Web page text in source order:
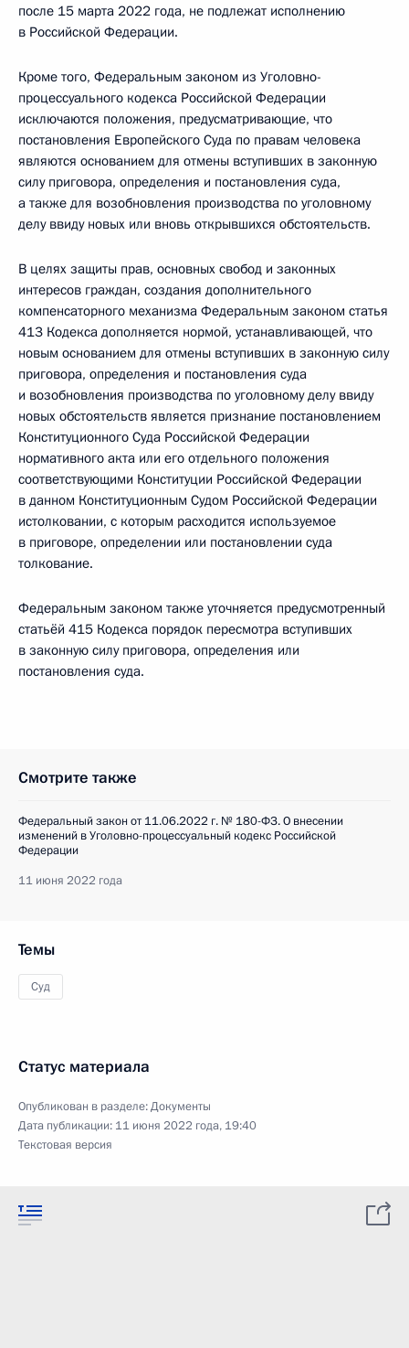
после 15 марта 2022 года, не подлежат исполнению
в Российской Федерации.
Кроме того, Федеральным законом из Уголовно-
процессуального кодекса Российской Федерации
исключаются положения, предусматривающие, что
постановления Европейского Суда по правам человека
являются основанием для отмены вступивших в законную
силу приговора, определения и постановления суда,
а также для возобновления производства по уголовному
делу ввиду новых или вновь открывшихся обстоятельств.
В целях защиты прав, основных свобод и законных
интересов граждан, создания дополнительного
компенсаторного механизма Федеральным законом статья
413 Кодекса дополняется нормой, устанавливающей, что
новым основанием для отмены вступивших в законную силу
приговора, определения и постановления суда
и возобновления производства по уголовному делу ввиду
новых обстоятельств является признание постановлением
Конституционного Суда Российской Федерации
нормативного акта или его отдельного положения
соответствующими Конституции Российской Федерации
в данном Конституционным Судом Российской Федерации
истолковании, с которым расходится используемое
в приговоре, определении или постановлении суда
толкование.
Федеральным законом также уточняется предусмотренный
статьёй 415 Кодекса порядок пересмотра вступивших
в законную силу приговора, определения или
постановления суда.
Смотрите также
Федеральный закон от 11.06.2022 г. № 180-ФЗ. О внесении
изменений в Уголовно-процессуальный кодекс Российской
Федерации
11 июня 2022 года
Темы
Суд
Статус материала
Опубликован в разделе:Документы
Дата публикации: 11 июня 2022 года, 19:40
Текстовая версия